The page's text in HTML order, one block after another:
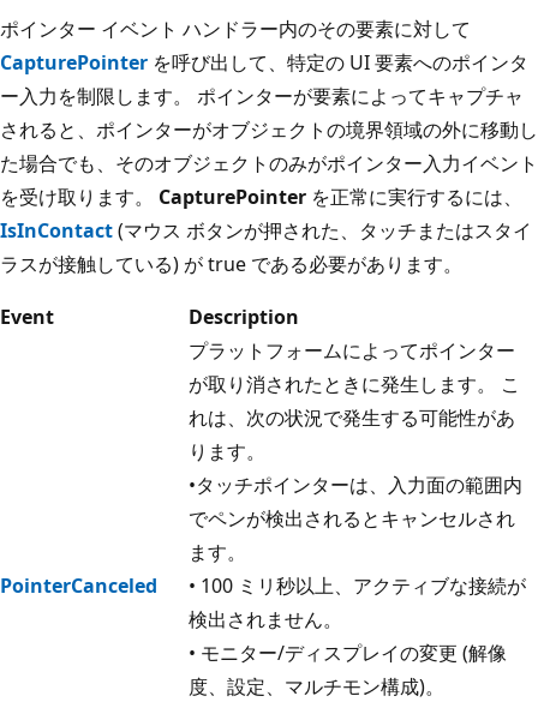
ポインター イベント ハンドラー内のその要素に対して
CapturePointer を呼び出して、特定の UI 要素へのポインタ
ー入力を制限します。 ポインターが要素によってキャプチャ
されると、ポインターがオブジェクトの境界領域の外に移動し
た場合でも、そのオブジェクトのみがポインター入力イベント
を受け取ります。 CapturePointer を正常に実行するには、
IsInContact(マウス ボタンが押された、タッチまたはスタイ
ラスが接触している) が true である必要があります。
Event
Description
PointerCanceled
プラットフォームによってポインター
が取り消されたときに発生します。 こ
れは、次の状況で発生する可能性があ
ります。
•タッチポインターは、入力面の範囲内
でペンが検出されるとキャンセルされ
ます。
• 100 ミリ秒以上、アクティブな接続が
検出されません。
• モニター/ディスプレイの変更 (解像
度、設定、マルチモン構成)。